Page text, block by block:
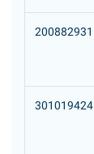
200882931
301019424